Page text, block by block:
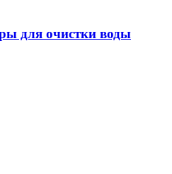
для очистки воды